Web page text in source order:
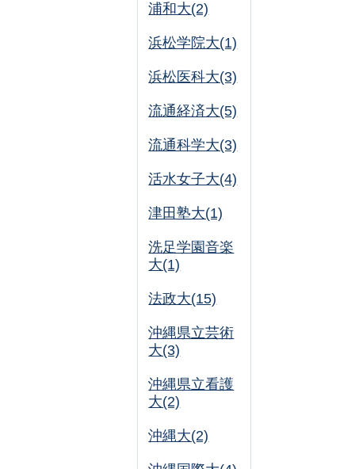
浦和大(2)
浜松学院大(1)
浜松医科大(3)
流通経済大(5)
流通科学大(3)
活水女子大(4)
津田塾大(1)
洗足学園音楽
大(1)
法政大(15)
沖縄県立芸術
大(3)
沖縄県立看護
大(2)
沖縄大(2)